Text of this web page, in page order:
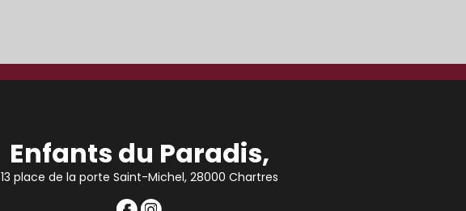
Enfants du Paradis,
13 place de la porte Saint-Michel, 28000 Chartres